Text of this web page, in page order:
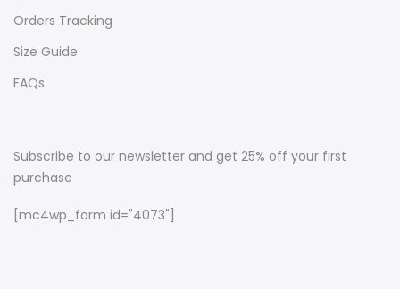
Orders Tracking
Size Guide
FAQs
Subscribe to our newsletter and get 25% off your first
purchase
[mc4wp_form id="4073"]